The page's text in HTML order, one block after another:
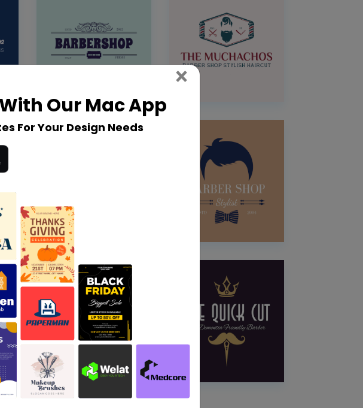
Our Mac App
For Your Design Needs
× Close